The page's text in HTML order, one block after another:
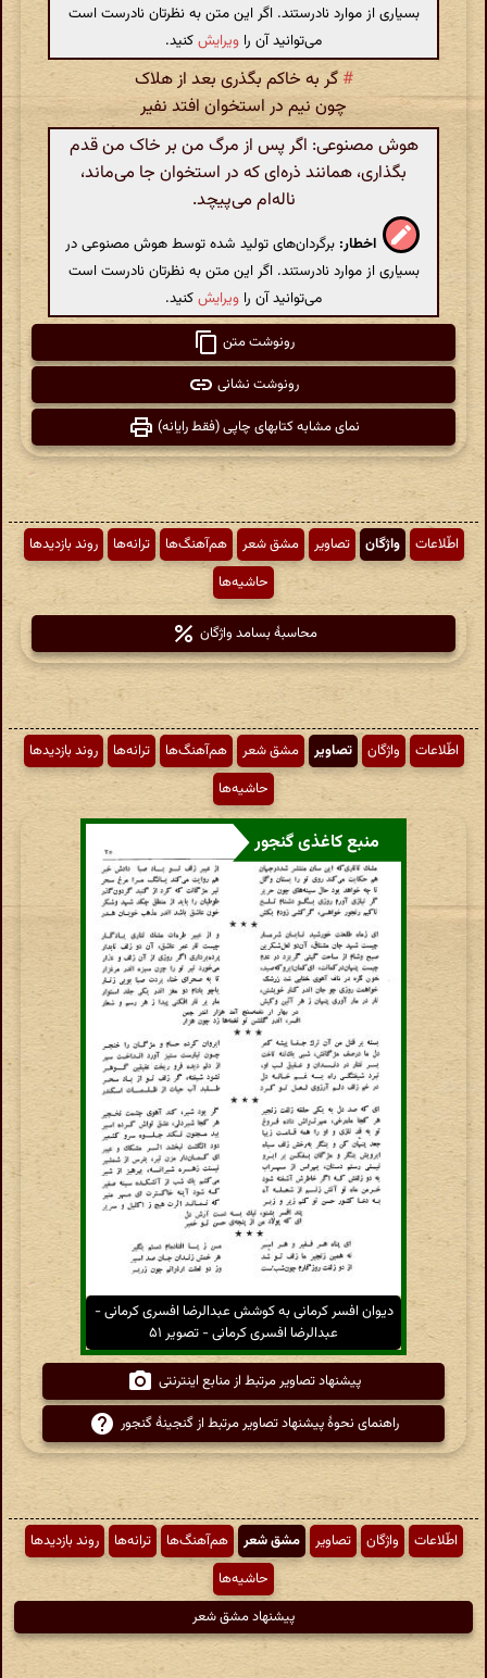
بسیاری از موارد نادرستند. اگر این متن به نظرتان نادرست است
می‌توانید آن را ویرایشکنید.
# گر به خاکم بگذری بعد از هلاک
چون نیم در استخوان افتد نفیر
هوش مصنوعی: اگر پس از مرگ من بر خاک من قدم
بگذاری، همانند ذره‌ای که در استخوان جا می‌ماند،
ناله‌ام می‌پیچد.
اخطار: برگردان‌های تولید شده توسط هوش مصنوعی در
بسیاری از موارد نادرستند. اگر این متن به نظرتان نادرست است
می‌توانید آن را ویرایشکنید.
رونوشت متن
رونوشت نشانی
نمای مشابه کتابهای چاپی (فقط رایانه)
اطّلاعات واژگان تصاویر مشق شعر هم‌آهنگ‌ها ترانه‌ها
روند بازدیدها
حاشیه‌ها
محاسبهٔ بسامد واژگان
اطّلاعات واژگان تصاویر مشق شعر هم‌آهنگ‌ها ترانه‌ها
روند بازدیدها
حاشیه‌ها
منبع کاغذی گنجور
دیوان افسر کرمانی به کوشش عبدالرضا افسری کرمانی -
عبدالرضا افسری کرمانی - تصویر ۵۱
پیشنهاد تصاویر مرتبط از منابع اینترنتی
راهنمای نحوهٔ پیشنهاد تصاویر مرتبط از گنجینهٔ گنجور
اطّلاعات واژگان تصاویر مشق شعر هم‌آهنگ‌ها ترانه‌ها
روند بازدیدها
حاشیه‌ها
پیشنهاد مشق شعر